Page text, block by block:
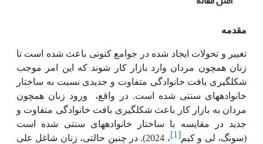
مقدمه
تغییر و تحولات ایجاد شده در جوامع کنونی باعث شده است تا
زنان همچون مردان وارد بازار کار شوند که این امر موجب
شکل­گیری بافت خانوادگی متفاوت و جدیدی نسبت به ساختار
خانواده­های سنتی شده است. در واقع،
ورود زنان همچون
مردان به بازار کار باعث شکل­گیری بافت خانوادگی متفاوت و
جدید در مقایسه با ساختار خانواده­های سنتی شده است
(سونگ، لی و کیم[1]، 2024). در چنین حالتی،
زنان شاغل علی